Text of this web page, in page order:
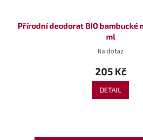
Přírodní deodorat BIO bambucké
ml
Na dotaz
205 Kč
DETAIL